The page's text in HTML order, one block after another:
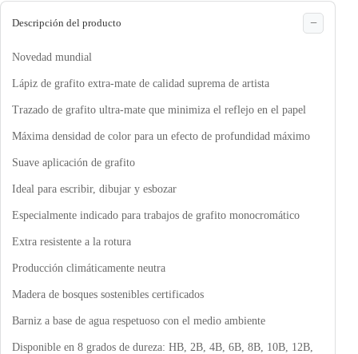
Descripción del producto
Novedad mundial
Lápiz de grafito extra-mate de calidad suprema de artista
Trazado de grafito ultra-mate que minimiza el reflejo en el papel
Máxima densidad de color para un efecto de profundidad máximo
Suave aplicación de grafito
Ideal para escribir, dibujar y esbozar
Especialmente indicado para trabajos de grafito monocromático
Extra resistente a la rotura
Producción climáticamente neutra
Madera de bosques sostenibles certificados
Barniz a base de agua respetuoso con el medio ambiente
Disponible en 8 grados de dureza: HB, 2B, 4B, 6B, 8B, 10B, 12B,